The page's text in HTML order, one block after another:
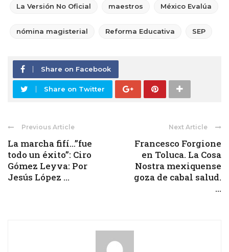
La Versión No Oficial maestros México Evalúa
nómina magisterial Reforma Educativa SEP
Share on Facebook
Share on Twitter
Previous Article
La marcha fifí…”fue
todo un éxito”: Ciro
Gómez Leyva: Por
Jesús López ...
Next Article
Francesco Forgione
en Toluca. La Cosa
Nostra mexiquense
goza de cabal salud.
...